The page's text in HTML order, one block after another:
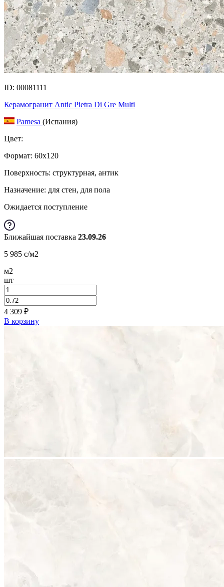
ID: 00081111
Керамогранит Antic Pietra Di Gre Multi
Pamesa (Испания)
Цвет:
Формат: 60x120
Поверхность: структурная, антик
Назначение: для стен, для пола
Ожидается поступление
Ближайшая поставка 23.09.26
5 985 c/м2
м2
шт
4 309 ₽
В корзину